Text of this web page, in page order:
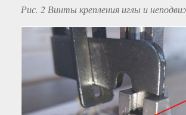
Рис. 2 Винты крепления иглы и